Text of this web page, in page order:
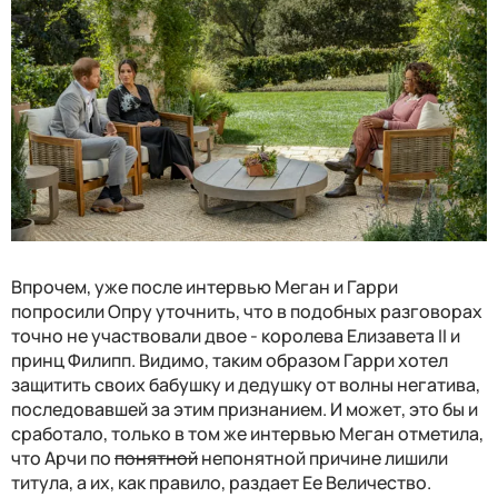
Впрочем, уже после интервью Меган и Гарри
попросили Опру уточнить, что в подобных разговорах
точно не участвовали двое - королева Елизавета II и
принц Филипп. Видимо, таким образом Гарри хотел
защитить своих бабушку и дедушку от волны негатива,
последовавшей за этим признанием. И может, это бы и
сработало, только в том же интервью Меган отметила,
что Арчи попонятнойнепонятной причине лишили
титула, а их, как правило, раздает Ее Величество.